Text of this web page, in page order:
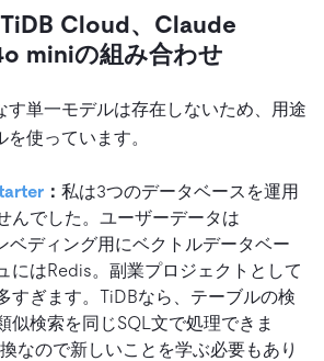
Cloud、Claude
miniの組み合わせ
す単一モデルは存在しないため、用途
使っています。
： 私は3つのデータベースを運用
んでした。ユーザーデータは
ベディング用にベクトルデータベー
にはRedis。副業プロジェクトとして
すぎます。TiDBなら、テーブルの検
似検索を同じSQL文で処理できま
なので新しいことを学ぶ必要もあり